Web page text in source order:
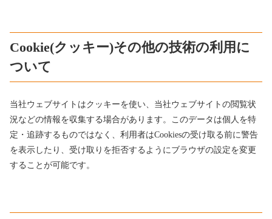
Cookie(クッキー)その他の技術の利用に
ついて
当社ウェブサイトはクッキーを使い、当社ウェブサイトの閲覧状
況などの情報を収集する場合があります。このデータは個人を特
定・追跡するものではなく、利用者はCookiesの受け取る前に警告
を表示したり、受け取りを拒否するようにブラウザの設定を変更
することが可能です。